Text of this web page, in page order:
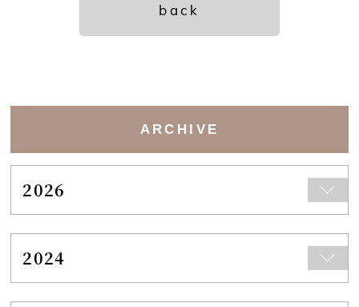
back
ARCHIVE
2026
2024